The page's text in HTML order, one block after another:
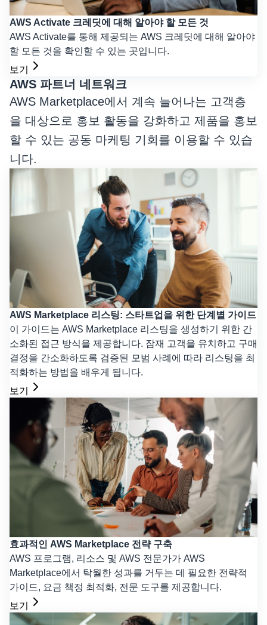
AWS Activate 크레딧에 대해 알아야 할 모든 것
AWS Activate를 통해 제공되는 AWS 크레딧에 대해 알아야
할 모든 것을 확인할 수 있는 곳입니다.
보기
AWS 파트너 네트워크
AWS Marketplace에서 계속 늘어나는 고객층
을 대상으로 홍보 활동을 강화하고 제품을 홍보
할 수 있는 공동 마케팅 기회를 이용할 수 있습
니다.
AWS Marketplace 리스팅: 스타트업을 위한 단계별 가이드
이 가이드는 AWS Marketplace 리스팅을 생성하기 위한 간
소화된 접근 방식을 제공합니다. 잠재 고객을 유치하고 구매
결정을 간소화하도록 검증된 모범 사례에 따라 리스팅을 최
적화하는 방법을 배우게 됩니다.
보기
효과적인 AWS Marketplace 전략 구축
AWS 프로그램, 리소스 및 AWS 전문가가 AWS
Marketplace에서 탁월한 성과를 거두는 데 필요한 전략적
가이드, 요금 책정 최적화, 전문 도구를 제공합니다.
보기